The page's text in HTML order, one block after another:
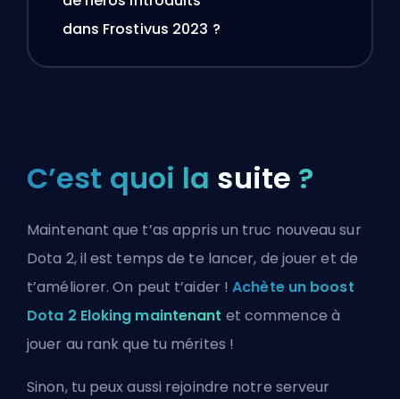
dans Frostivus 2023 ?
C’est quoi la suite ?
Maintenant que t’as appris un truc nouveau sur
Dota 2, il est temps de te lancer, de jouer et de
t’améliorer. On peut t’aider !Achète un boost
Dota 2 Eloking maintenant et commence à
jouer au rank que tu mérites !
Sinon, tu peux aussi rejoindre notre serveur